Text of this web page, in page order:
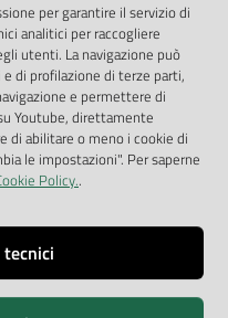
per garantire il servizio di
analitici per raccogliere
utenti. La navigazione può
di profilazione di terze parti,
e permettere di
Youtube, direttamente
di abilitare o meno i cookie di
le impostazioni". Per saperne
Policy..
tecnici